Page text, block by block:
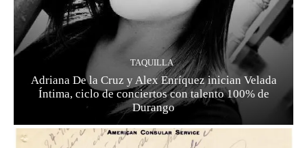
TAQUILLA
Adriana De la Cruz y Alex Enríquez inician Velada
Íntima, ciclo de conciertos con talento 100% de
Durango